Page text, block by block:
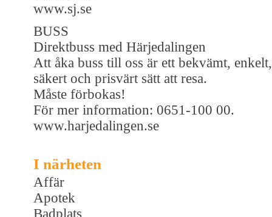
www.sj.se
BUSS
Direktbuss med Härjedalingen
Att åka buss till oss är ett bekvämt, enkelt,
säkert och prisvärt sätt att resa.
Måste förbokas!
För mer information: 0651-100 00.
www.harjedalingen.se
I närheten
Affär
Apotek
Badplats